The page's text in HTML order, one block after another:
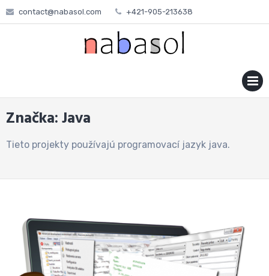
Skip
to
contact@nabasol.com +421-905-213638
Značka:Java
Tieto projekty používajú programovací jazyk java.